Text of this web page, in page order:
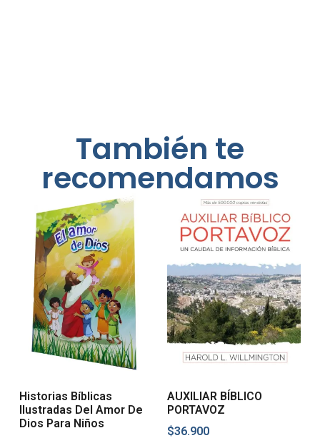
También te
recomendamos
Historias Bíblicas
Ilustradas Del Amor De
Dios Para Niños
AUXILIAR BÍBLICO
PORTAVOZ
$36.900